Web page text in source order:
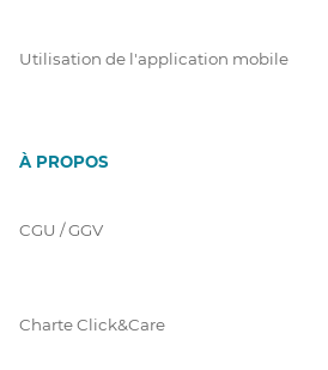
Utilisation de l'application mobile
À PROPOS
CGU / GGV
Charte Click&Care